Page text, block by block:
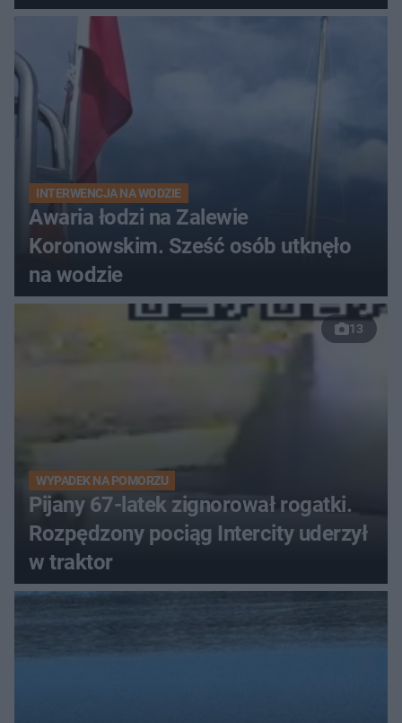
do szpitala
INTERWENCJA NA WODZIE
Awaria łodzi na Zalewie
Koronowskim. Sześć osób utknęło
na wodzie
13
WYPADEK NA POMORZU
Pijany 67-latek zignorował rogatki.
Rozpędzony pociąg Intercity uderzył
w traktor